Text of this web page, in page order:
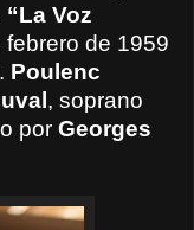
“La Voz
de 1959
. Poulenc
, soprano
por Georges